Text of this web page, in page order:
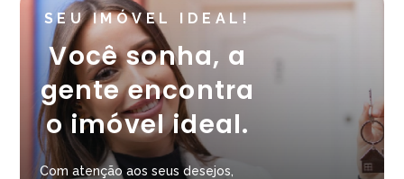
SEU IMÓVEL IDEAL!
Você sonha, a
gente encontra
o imóvel ideal.
Com atenção aos seus desejos,